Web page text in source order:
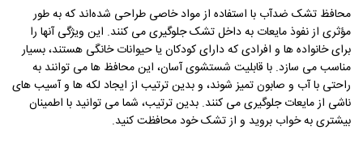
محافظ تشک ضدآب با استفاده از مواد خاصی طراحی شده‌اند که به طور
مؤثری از نفوذ مایعات به داخل تشک جلوگیری می کنند. این ویژگی آنها را
برای خانواده ها و افرادی که دارای کودکان یا حیوانات خانگی هستند، بسیار
مناسب می سازد. با قابلیت شستشوی آسان، این محافظ ها می توانند به
راحتی با آب و صابون تمیز شوند، و بدین ترتیب از ایجاد لکه ها و آسیب های
ناشی از مایعات جلوگیری می کنند. بدین ترتیب، شما می توانید با اطمینان
بیشتری به خواب بروید و از تشک خود محافظت کنید.